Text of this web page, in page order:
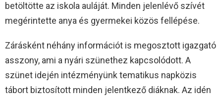
betöltötte az iskola auláját. Minden jelenlévő szívét
megérintette anya és gyermekei közös fellépése.
Zárásként néhány információt is megosztott igazgató
asszony, ami a nyári szünethez kapcsolódott. A
szünet idején intézményünk tematikus napközis
tábort biztosított minden jelentkező diáknak. Az idén